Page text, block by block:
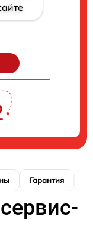
Гарантия